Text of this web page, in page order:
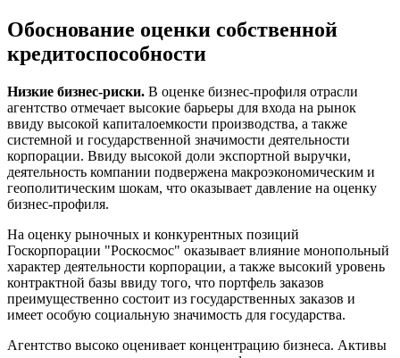
Обоснование оценки собственной
кредитоспособности
Низкие бизнес-риски. В оценке бизнес-профиля отрасли
агентство отмечает высокие барьеры для входа на рынок
ввиду высокой капиталоемкости производства, а также
системной и государственной значимости деятельности
корпорации. Ввиду высокой доли экспортной выручки,
деятельность компании подвержена макроэкономическим и
геополитическим шокам, что оказывает давление на оценку
бизнес-профиля.
На оценку рыночных и конкурентных позиций
Госкорпорации "Роскосмос" оказывает влияние монопольный
характер деятельности корпорации, а также высокий уровень
контрактной базы ввиду того, что портфель заказов
преимущественно состоит из государственных заказов и
имеет особую социальную значимость для государства.
Агентство высоко оценивает концентрацию бизнеса. Активы